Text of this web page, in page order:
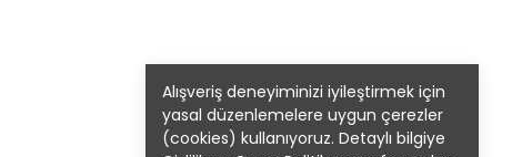
Alışveriş deneyiminizi iyileştirmek için
yasal düzenlemelere uygun çerezler
(cookies) kullanıyoruz. Detaylı bilgiye